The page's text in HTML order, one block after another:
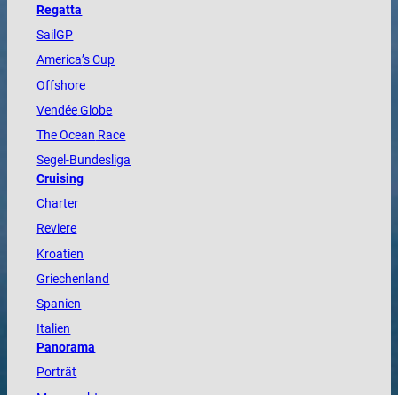
Regatta
SailGP
America’s Cup
Offshore
VendéeGlobe
TheOcean Race
Segel-Bundesliga
Cruising
Charter
Reviere
Kroatien
Griechenland
Spanien
Italien
Panorama
Porträt